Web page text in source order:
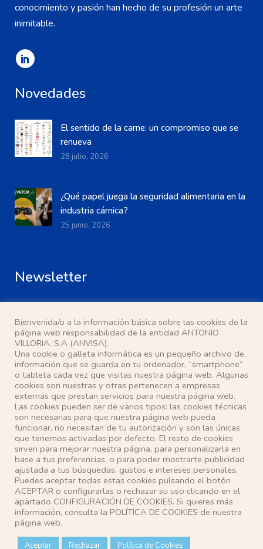
conocimiento y pasión han hecho de su profesión un arte
inimitable.
Novedades
El sentido de la carne: un compromiso que se
renueva
28 julio, 2026
¿Qué papel juega la seguridad alimentaria en la
industria cárnica?
25 junio, 2026
Newsletter
He leído y acepto la política de privacidad
Localización
Pasaje Ana Mª del Valle, s/n
28500 Arganda del Rey (Madrid)
Teléfono: 91 871 63 14
E-mail: anvisa@anvisa.com
Bienvenida/o a la información básica sobre las cookies de la
página web responsabilidad de la entidad ANTONIO
VILLORIA, S.A (ANVISA).
Una cookie o galleta informática es un pequeño archivo de
información que se guarda en tu ordenador, “smartphone”
o tableta cada vez que visitas nuestra página web. Algunas
cookies son nuestras y otras pertenecen a empresas
externas que prestan servicios para nuestra página web.
Las cookies pueden ser de varios tipos: las cookies técnicas
son necesarias para que nuestra página web pueda
funcionar, no necesitan de tu autorización y son las únicas
que tenemos activadas por defecto. El resto de cookies
sirven para mejorar nuestra página, para personalizarla en
base a tus preferencias, o para poder mostrarte publicidad
ajustada a tus búsquedas, gustos e intereses personales.
Puedes aceptar todas estas cookies pulsando el botón
ACEPTAR o configurarlas o rechazar su uso clicando en el
apartado CONFIGURACIÓN DE COOKIES. Si quieres más
información, consulta la POLÍTICA DE COOKIES de nuestra
página web.
Aceptar Rechazar Política de Cookies